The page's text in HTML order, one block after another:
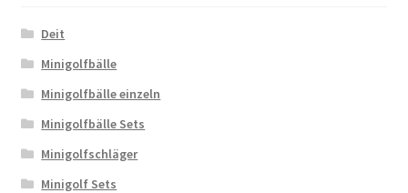
Deit
Minigolfbälle
Minigolfbälle einzeln
Minigolfbälle Sets
Minigolfschläger
Minigolf Sets